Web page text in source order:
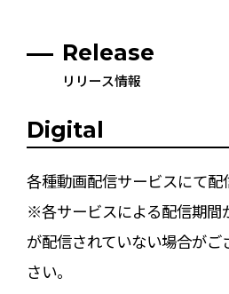
Release
リリース情報
Digital
各種動画配信サービスにて配
※各サービスによる配信期間
が配信されていない場合がご
さい。